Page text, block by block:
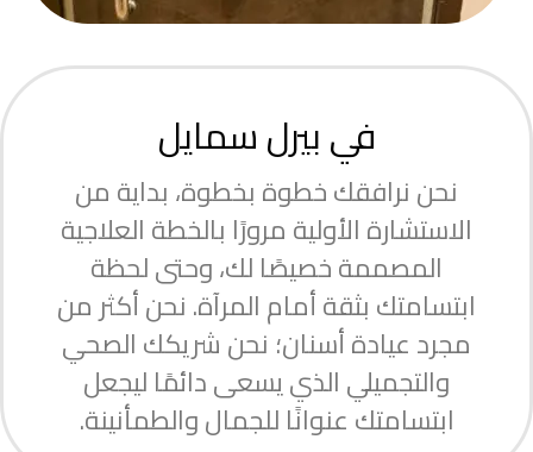
في بيرل سمايل
نحن نرافقك خطوة بخطوة، بداية من
الاستشارة الأولية مرورًا بالخطة العلاجية
المصممة خصيصًا لك، وحتى لحظة
ابتسامتك بثقة أمام المرآة. نحن أكثر من
مجرد عيادة أسنان؛ نحن شريكك الصحي
والتجميلي الذي يسعى دائمًا ليجعل
ابتسامتك عنوانًا للجمال والطمأنينة.